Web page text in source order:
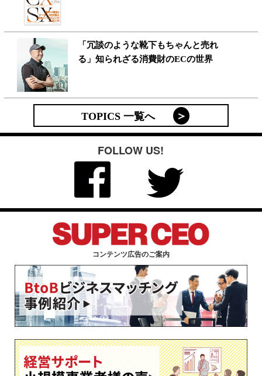
「冗談のような靴下もちゃんと売れ
る」知られざる消費財のECの世界
TOPICS 一覧へ
FOLLOW US!
コンテンツ広告のご案内